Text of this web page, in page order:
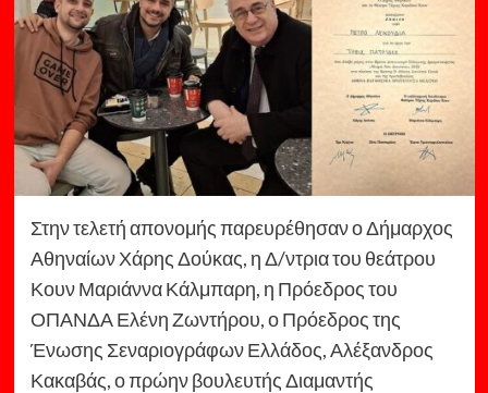
Στην τελετή απονομής παρευρέθησαν ο Δήμαρχος
Αθηναίων Χάρης Δούκας, η Δ/ντρια του θεάτρου
Κουν Μαριάννα Κάλμπαρη, η Πρόεδρος του
ΟΠΑΝΔΑ Ελένη Ζωντήρου, ο Πρόεδρος της
Ένωσης Σεναριογράφων Ελλάδος, Αλέξανδρος
Κακαβάς, ο πρώην βουλευτής Διαμαντής